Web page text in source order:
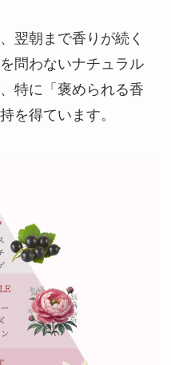
翌朝まで香りが続く
問わないナチュラル
特に「褒められる香
を得ています。